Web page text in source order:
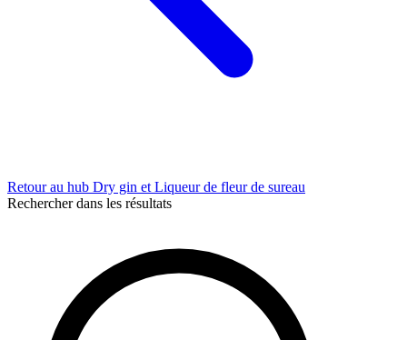
Retour au hub Dry gin et Liqueur de fleur de sureau
Rechercher dans les résultats